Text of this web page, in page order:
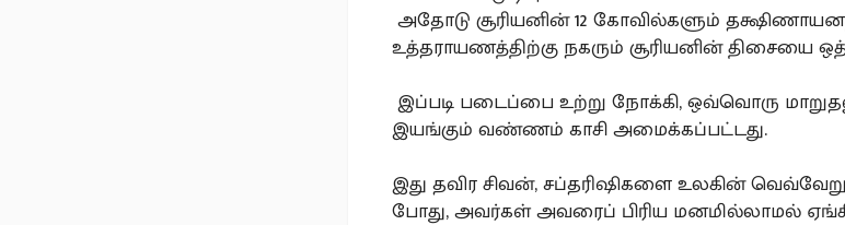
அதோடு சூரியனின் 12 கோவில்களும்
உத்தராயணத்திற்கு நகரும் சூரியனின் திசையை
இப்படி படைப்பை உற்று நோக்கி, ஒவ்வொரு
இயங்கும் வண்ணம் காசி அமைக்கப்பட்டது.
இது தவிர சிவன், சப்தரிஷிகளை உலகின்
போது, அவர்கள் அவரைப் பிரிய மனமில்லாமல்